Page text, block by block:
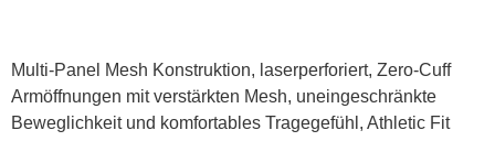
Multi-Panel Mesh Konstruktion, laserperforiert, Zero-Cuff
Armöffnungen mit verstärkten Mesh, uneingeschränkte
Beweglichkeit und komfortables Tragegefühl, Athletic Fit